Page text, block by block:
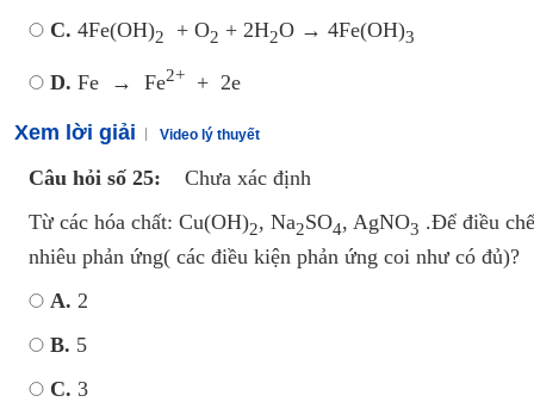
C. 4Fe(OH)2 + O2 + 2H2O → 4Fe(OH)3
D. Fe → Fe2+ + 2e
Xem lời giải Video lý thuyết
Câu hỏi số 25:
Chưa xác định
Từ các hóa chất: Cu(OH)2, Na2SO4, AgNO3 .Để điều
nhiêu phản ứng( các điều kiện phản ứng coi như có đủ)?
A. 2
B. 5
C. 3